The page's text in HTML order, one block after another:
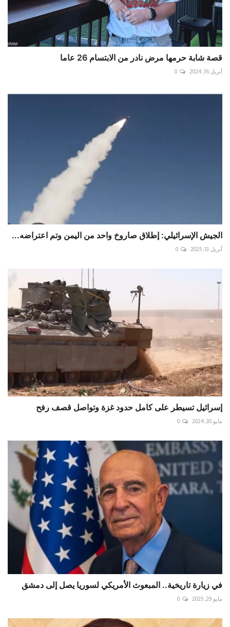
قصة شابة حرمها مرض نادر من الابتسام 26 عاما
أبريل 16, 2024 0
الجيش الإسرائيلي: إطلاق صاروخ واحد من اليمن وتم اعتراضه...
أبريل 13, 2025 0
إسرائيل تسيطر على كامل حدود غزة وتواصل قصف رفح
مايو 30, 2024 0
في زيارة تاريخية.. المبعوث الأمريكي لسوريا يصل إلى دمشق
مايو 29, 2025 0